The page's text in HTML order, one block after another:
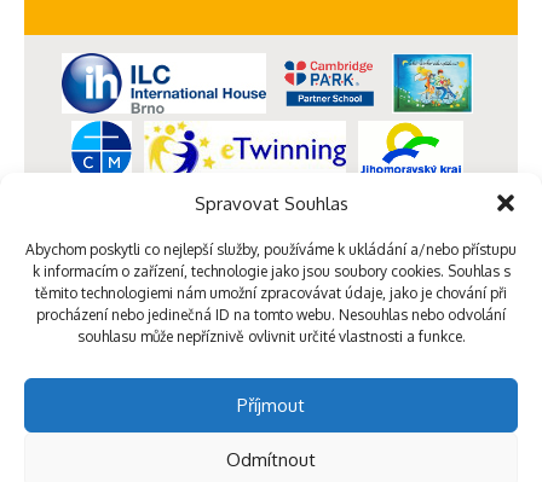
Spravovat Souhlas
Abychom poskytli co nejlepší služby, používáme k ukládání a/nebo přístupu
k informacím o zařízení, technologie jako jsou soubory cookies. Souhlas s
těmito technologiemi nám umožní zpracovávat údaje, jako je chování při
procházení nebo jedinečná ID na tomto webu. Nesouhlas nebo odvolání
souhlasu může nepříznivě ovlivnit určité vlastnosti a funkce.
Příjmout
Odmítnout